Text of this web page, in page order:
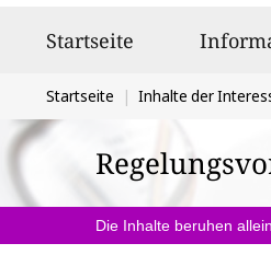
Startseite
Sie
befinden
sich
hier:
Startseite Inhalte der
Die Inhalte beruhen